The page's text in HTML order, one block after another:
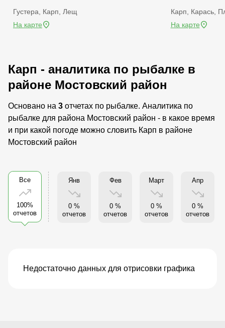
Густера, Карп, Лещ
На карте
Карп, Карась,
На карте
Карп - аналитика по рыбалке в
районе Мостовский район
Основано на 3 отчетах по рыбалке. Аналитика по
рыбалке для района Мостовский район - в какое время
и при какой погоде можно словить Карп в районе
Мостовский район
Все
100%
отчетов
Янв
0 %
отчетов
Фев
0 %
отчетов
Март
0 %
отчетов
Апр
0 %
отчетов
Недостаточно данных для отрисовки графика